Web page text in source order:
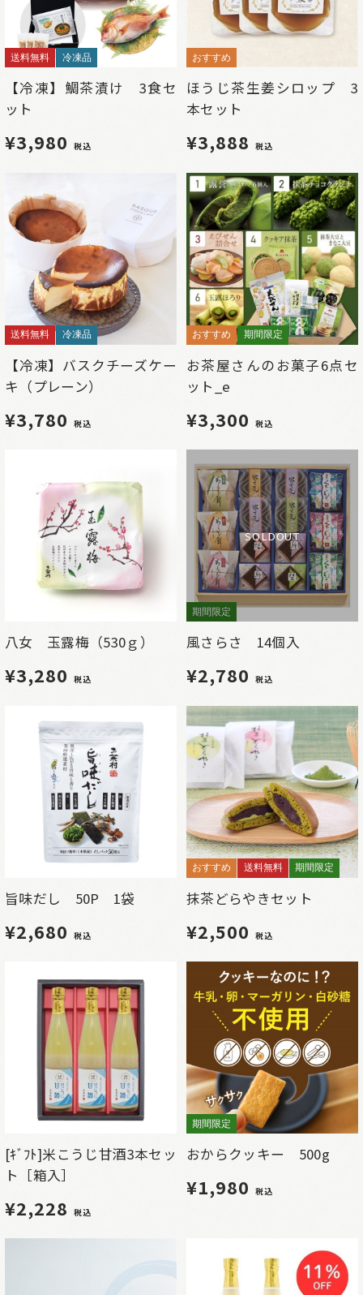
送料無料 冷凍品
【冷凍】鯛茶漬け 3食セ
ット
¥3,980 税込
おすすめ
ほうじ茶生姜シロップ 3
本セット
¥3,888 税込
送料無料 冷凍品
【冷凍】バスクチーズケー
キ（プレーン）
¥3,780 税込
おすすめ 期間限定
お茶屋さんのお菓子6点セ
ット_e
¥3,300 税込
八女 玉露梅（530ｇ）
¥3,280 税込
SOLDOUT
期間限定
風さらさ 14個入
¥2,780 税込
旨味だし 50P 1袋
¥2,680 税込
おすすめ 送料無料 期間限定
抹茶どらやきセット
¥2,500 税込
[ｷﾞﾌﾄ]米こうじ甘酒3本セッ
ト［箱入］
¥2,228 税込
期間限定
おからクッキー 500g
¥1,980 税込